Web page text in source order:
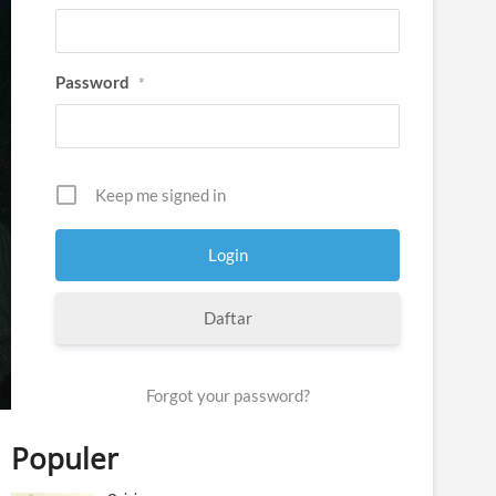
Password *
Keep me signed in
Daftar
Forgot your password?
Populer